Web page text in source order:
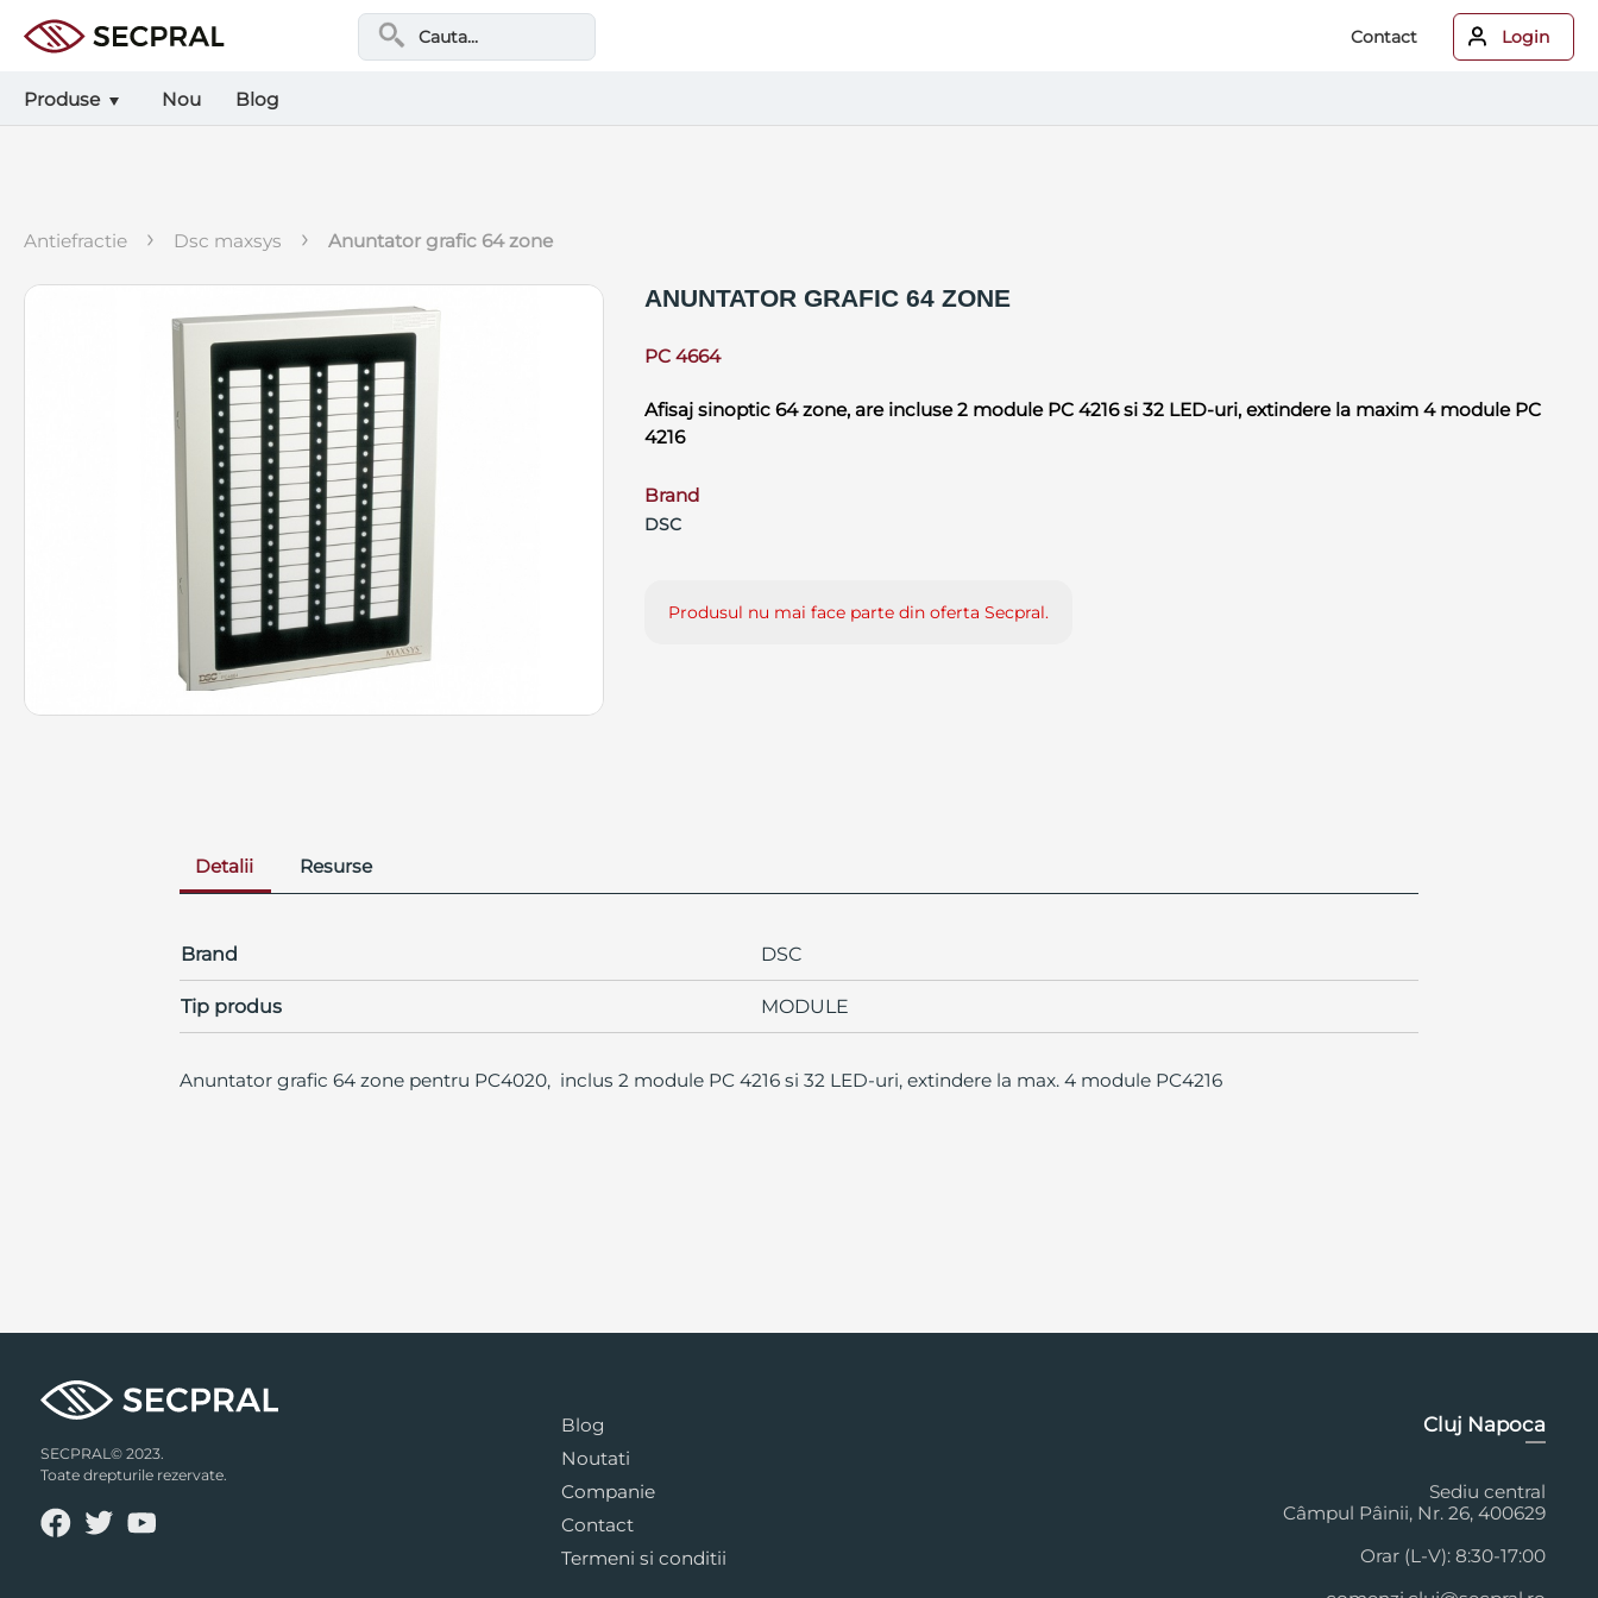
Contact Login
Produse Nou Blog
antiefractie › dsc maxsys › anuntator grafic 64 zone
ANUNTATOR GRAFIC 64 ZONE
PC 4664
Afisaj sinoptic 64 zone, are incluse 2 module PC 4216 si 32 LED-uri, extindere la maxim 4 module PC
4216
Brand
DSC
Produsul nu mai face parte din oferta Secpral.
Detalii Resurse
Brand DSC
Tip produs MODULE
Anuntator grafic 64 zone pentru PC4020, inclus 2 module PC 4216 si 32 LED-uri, extindere la max. 4 module PC4216
SECPRAL© 2023.
Toate drepturile rezervate.
Blog
Noutati
Companie
Contact
Termeni si conditii
Cluj Napoca
Sediu central
Câmpul Pâinii, Nr. 26, 400629
Orar (L-V): 8:30-17:00